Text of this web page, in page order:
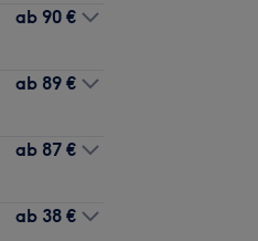
ab 90 €
ab 89 €
ab 87 €
ab 38 €